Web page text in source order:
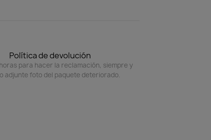
Política de devolución
para hacer la reclamación, siempre y
adjunte foto del paquete deteriorado.